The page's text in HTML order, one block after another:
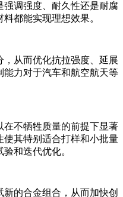
调强度、耐久性还是耐腐
料都能实现理想效果。
从而优化抗拉强度、延展
能力对于汽车和航空航天等
不牺牲质量的前提下显著
使其特别适合打样和小批量
和迭代优化。
的合金组合，从而加快创